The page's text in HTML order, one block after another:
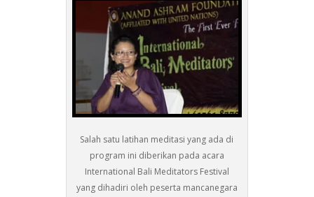
Salah satu latihan meditasi yang ada di
program ini diberikan pada acara
International Bali Meditators Festival
yang dihadiri oleh peserta mancanegara